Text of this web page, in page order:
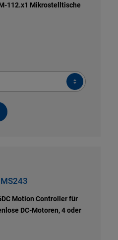
112.x1 Mikrostelltische
Motion Controller für
DC-Motoren, 4 oder